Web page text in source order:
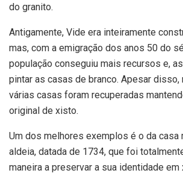
do granito.
Antigamente, Vide era inteiramente
mas, com a emigração dos anos 50 do
população conseguiu mais recursos e,
pintar as casas de branco. Apesar
várias casas foram recuperadas
original de xisto.
Um dos melhores exemplos é o da casa
aldeia, datada de 1734, que foi
maneira a preservar a sua identidade em